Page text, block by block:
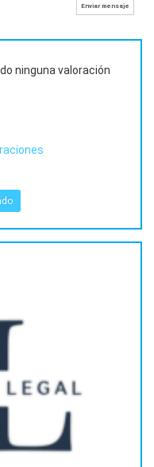
Enviar mensaje
ninguna valoración